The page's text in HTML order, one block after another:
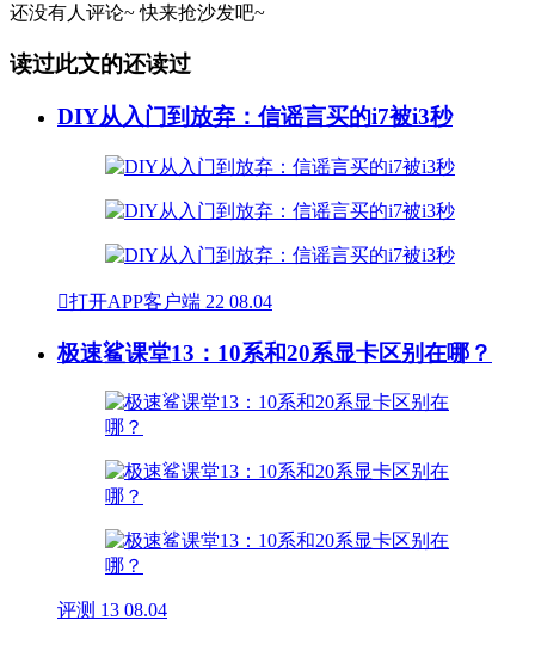
还没有人评论~ 快来抢沙发吧~
读过此文的还读过
DIY从入门到放弃：信谣言买的i7被i3秒
打开APP客户端 22 08.04
极速鲨课堂13：10系和20系显卡区别在哪？
评测 13 08.04